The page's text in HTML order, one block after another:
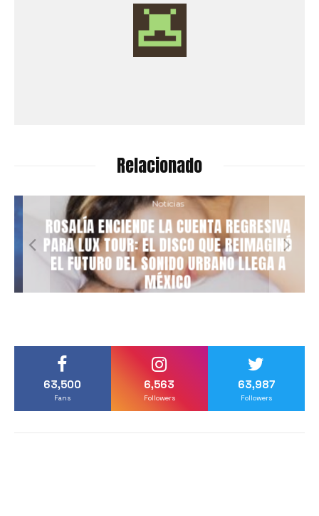
Relacionado
Noticias
ROSALÍA ENCIENDE LA CUENTA REGRESIVA
PARA LUX TOUR: EL DISCO QUE REIMAGINÓ
EL FUTURO DEL SONIDO URBANO LLEGA A
MÉXICO
63,500
Fans
6,563
Followers
63,987
Followers